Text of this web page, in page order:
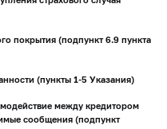
покрытия (подпункт 6.9 пункта
(пункты 1-5 Указания)
между кредитором
сообщения (подпункт